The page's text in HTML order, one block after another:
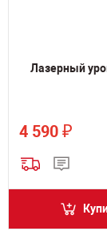
Лазерный
4 590 ₽